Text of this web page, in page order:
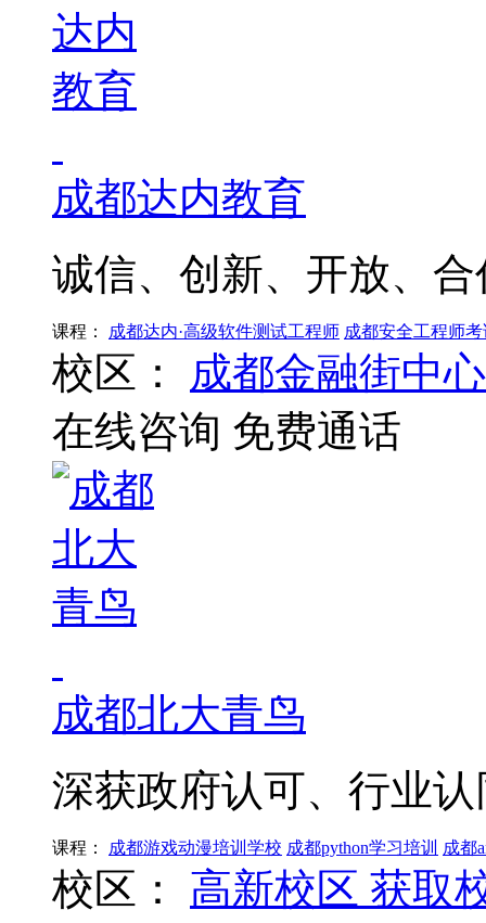
成都达内教育
诚信、创新、开放、合
课程： 成都达内·高级软件测试工程师 成都安全工程师
校区：
成都金融街中心
在线咨询 免费通话
成都北大青鸟
深获政府认可、行业
课程： 成都游戏动漫培训学校 成都python学习培训 成都
校区： 高新校区 获取